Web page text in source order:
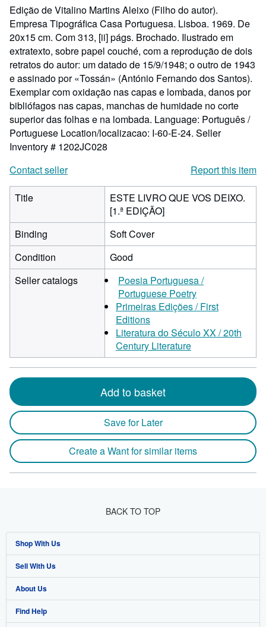
Edição de Vitalino Martins Aleixo (Filho do autor).
Empresa Tipográfica Casa Portuguesa. Lisboa. 1969. De
20x15 cm. Com 313, [ii] págs. Brochado. Ilustrado em
extratexto, sobre papel couché, com a reprodução de dois
retratos do autor: um datado de 15/9/1948; o outro de 1943
e assinado por «Tossán» (António Fernando dos Santos).
Exemplar com oxidação nas capas e lombada, danos por
bibliófagos nas capas, manchas de humidade no corte
superior das folhas e na lombada. Language: Português /
Portuguese Location/localizacao: I-60-E-24. Seller
Inventory # 1202JC028
Contact seller
Report this item
Title
ESTE LIVRO QUE VOS DEIXO.
[1.ª EDIÇÃO]
Binding
Soft Cover
Condition
Good
Seller catalogs
Poesia Portuguesa /
Portuguese Poetry
Primeiras Edições / First
Editions
Literatura do Século XX / 20th
Century Literature
Add to basket
Save for Later
Create a Want for similar items
BACK TO TOP
Shop With Us
Advanced Search
Browse Collections
My Account
Sell With Us
Start Selling
Join Our Affiliate Program
About Us
About AbeBooks
Find Help